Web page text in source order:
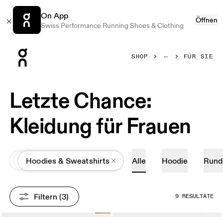
On App
Swiss Performance Running Shoes & Clothing
Öffnen
SHOP FÜR SIE
Letzte Chance:
Kleidung für Frauen
AllKleidung
Hoodies & Sweatshirts Alle Hoodie
Filtern (3) 9 RESULTATE